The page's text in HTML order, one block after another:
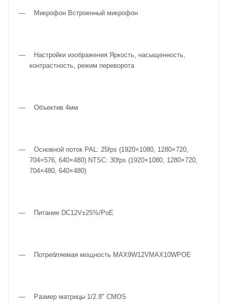
Микрофон Встроенный микрофон
Настройки изображения Яркость, насыщенность,
контрастность, режим переворота
Объектив 4мм
Основной поток PAL: 25fps (1920×1080, 1280×720,
704×576, 640×480) NTSC: 30fps (1920×1080, 1280×720,
704×480, 640×480)
Питание DC12V±25%/PoE
Потребляемая мощность MAX9W12VMAX10WPOE
Размер матрицы 1/2.8" CMOS